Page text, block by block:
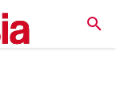
Bahas Penanganan